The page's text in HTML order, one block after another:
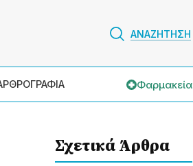
ΑΝΑΖΗΤΗΣΗ
Φαρμακεία
Σχετικά Άρθρα